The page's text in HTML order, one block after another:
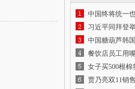
中国终将统一
习近平同拜登
中国糖葫芦韩
餐饮店员工用
女子买500根棉
贾乃亮双11销